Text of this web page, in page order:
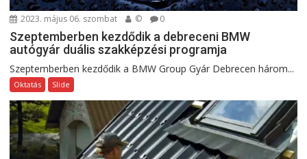
2023. május 06. szombat © 0
Szeptemberben kezdődik a debreceni BMW
autógyár duális szakképzési programja
Szeptemberben kezdődik a BMW Group Gyár Debrecen három...
Oktatás Slide